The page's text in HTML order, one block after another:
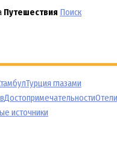
Путешествия Поиск
Турция глазами
ДостопримечательностиОтели
источники